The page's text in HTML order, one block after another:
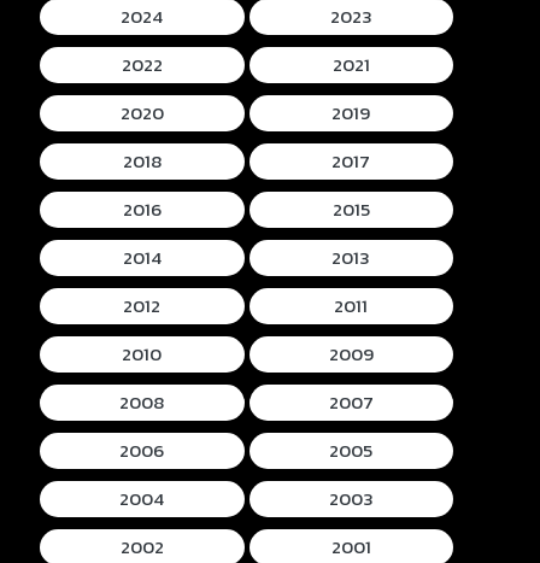
2024
2023
2022
2021
2020
2019
2018
2017
2016
2015
2014
2013
2012
2011
2010
2009
2008
2007
2006
2005
2004
2003
2002
2001